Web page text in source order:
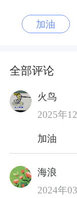
加油
全部评论
火鸟
2025年
加油
海浪
2024年